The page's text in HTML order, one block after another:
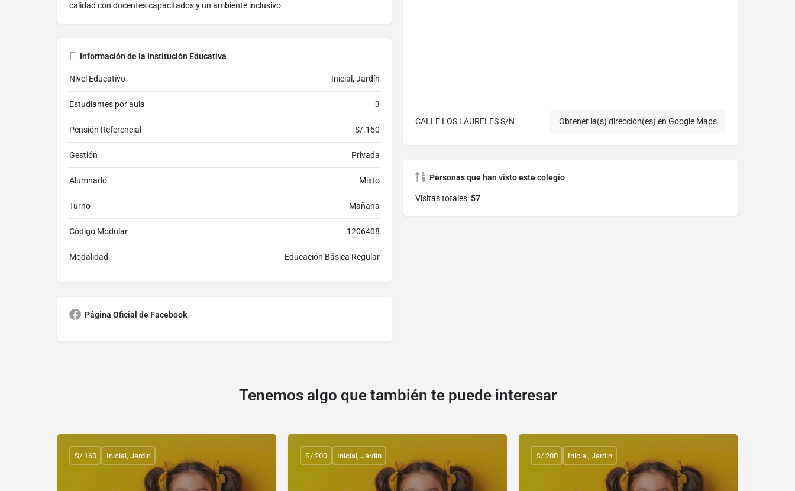
calidad con docentes capacitados y un ambiente inclusivo.
Información de la Institución Educativa
Nivel Educativo Inicial, Jardín
Estudiantes por aula 3
Pensión Referencial S/.150
Gestión Privada
Alumnado Mixto
Turno Mañana
Código Modular 1206408
Modalidad Educación Básica Regular
Página Oficial de Facebook
CALLE LOS LAURELES S/N Obtener la(s) dirección(es) en Google Maps
Personas que han visto este colegio
Visitas totales: 57
Tenemos algo que también te puede interesar
S/.160 Inicial, Jardín S/.200 Inicial, Jardín S/.200 Inicial, Jardín